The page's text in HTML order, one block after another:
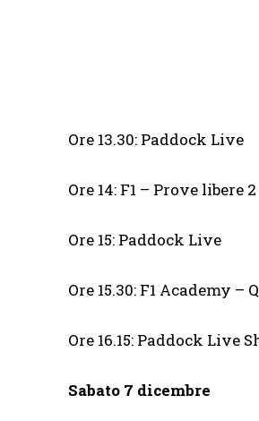
Ore 13.30: Paddock Live
Ore 14: F1 – Prove libere 2
Ore 15: Paddock Live
Ore 15.30: F1 Academy –
Ore 16.15: Paddock Live
Sabato 7 dicembre